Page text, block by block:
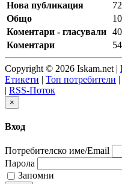
Нова публикация
Общо
Коментари - гласували 40
Коментари
54
Copyright © 2026 Iskam.net |
Етикети | Топ потребители
| RSS-Поток
×
Вход
Потребителско име/Email
Парола
Запомни